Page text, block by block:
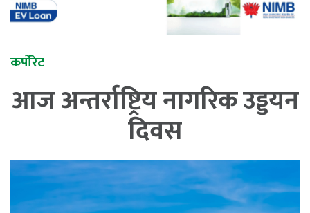
कर्पोरेट
आज अन्तर्राष्ट्रिय नागरिक उड्डयन
दिवस